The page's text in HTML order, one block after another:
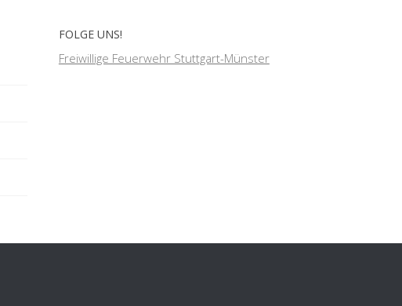
FOLGE UNS!
Freiwillige Feuerwehr Stuttgart-Münster